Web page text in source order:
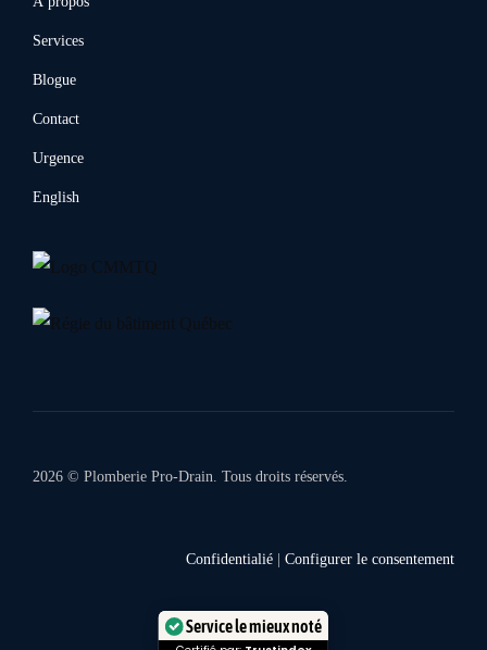
Services
Blogue
Contact
Urgence
English
2026 © Plomberie Pro-Drain. Tous droits réservés.
Confidentialié | Configurer le consentement
Service le mieux noté